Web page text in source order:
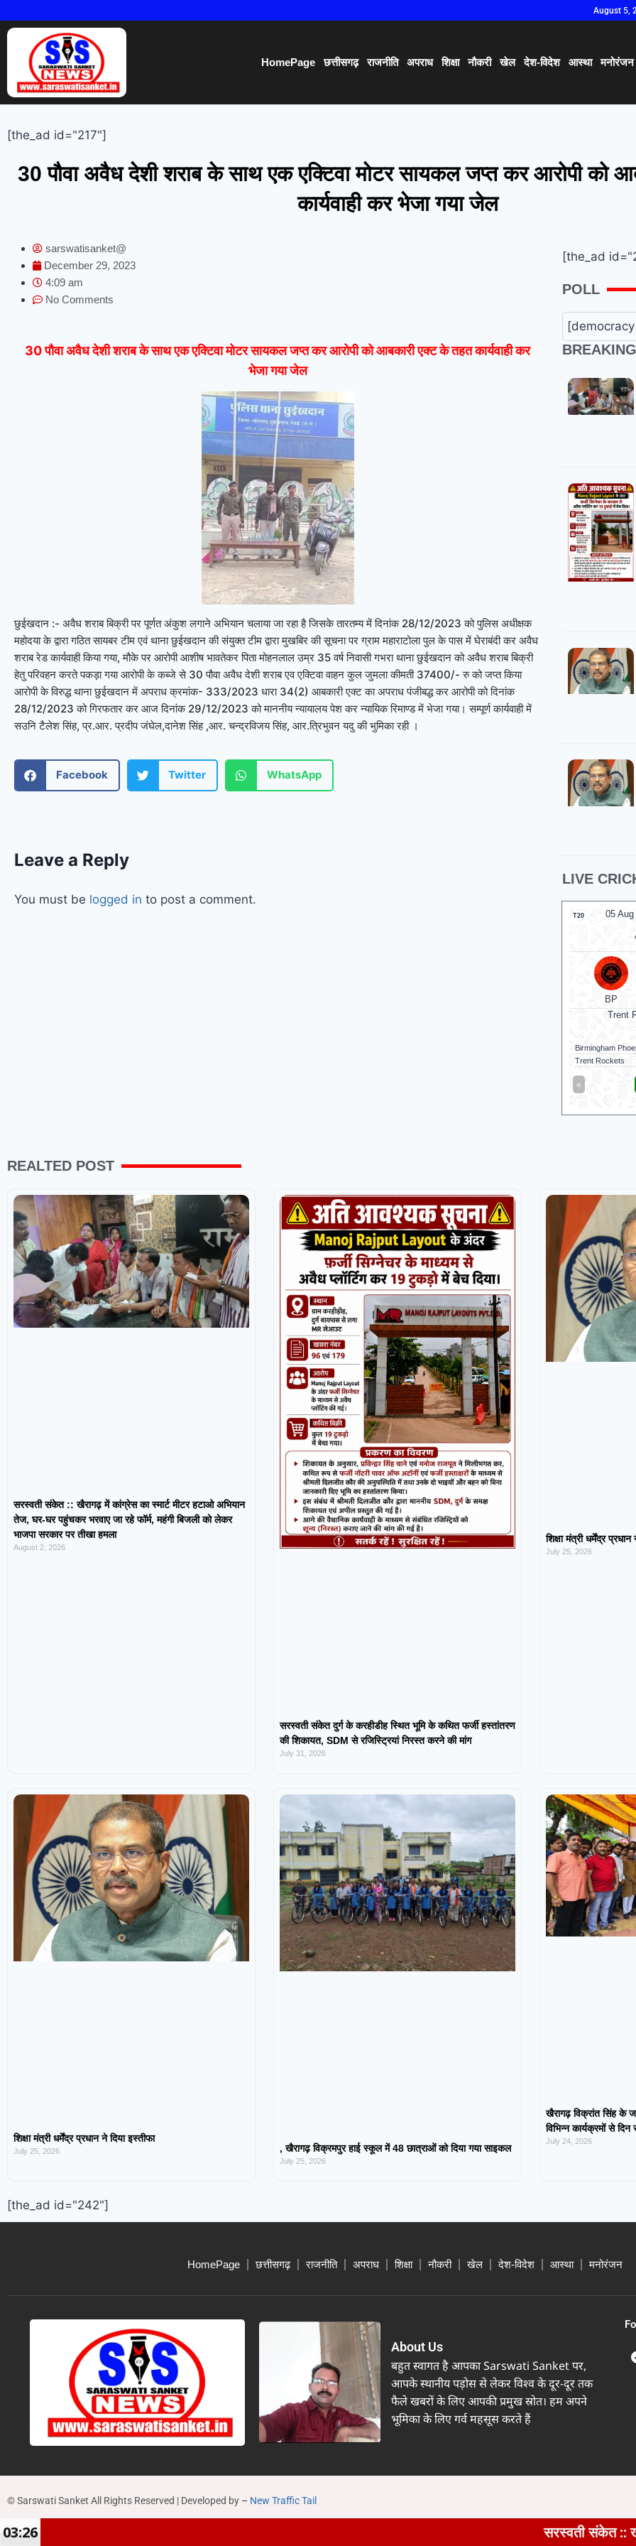
August 5,
HomePage छत्तीसगढ़ राजनीति अपराध शिक्षा नौकरी खेल देश-विदेश आस्था मनोरंजन
[the_ad id="217"]
30 पौवा अवैध देशी शराब के साथ एक एक्टिवा मोटर सायकल जप्त कर आरोपी को
कार्यवाही कर भेजा गया जेल
sarswatisanket@
December 29, 2023
4:09 am
No Comments
30 पौवा अवैध देशी शराब के साथ एक एक्टिवा मोटर सायकल जप्त करआरोपी को आबकारी एक्ट के तहत कार्यवाही कर
भेजा गया जेल
छुईखदान :- अवैध शराब बिक्री पर पूर्णत अंकुश लगाने अभियान चलाया जा रहा है जिसके तारतम्य में दिनांक 28/12/2023 को पुलिस अधीक्षक
महोदया के द्वारा गठित सायबर टीम एवं थाना छुईखदान की संयुक्त टीम द्वारा मुखबिर की सूचना पर ग्राम महाराटोला पुल के पास में घेराबंदी कर अवैध
शराब रेड कार्यवाही किया गया, मौके पर आरोपी आशीष भावतेकर पिता मोहनलाल उम्र 35 वर्ष निवासी गभरा थाना छुईखदान को अवैध शराब बिक्री
हेतु परिवहन करते पकड़ा गया आरोपी के कब्जे से 30 पौवा अवैध देशी शराब एव एक्टिवा वाहन कुल जुमला कीमती 37400/- रु को जप्त किया
आरोपी के विरुद्ध थाना छुईखदान में अपराध क्रमांक- 333/2023 धारा 34(2) आबकारी एक्ट का अपराध पंजीबद्ध कर आरोपी को दिनांक
28/12/2023 को गिरफतार कर आज दिनांक 29/12/2023 को माननीय न्यायालय पेश कर न्यायिक रिमाण्ड में भेजा गया। सम्पूर्ण कार्यवाही में
सउनि टैलेश सिंह, प्र.आर. प्रदीप जंघेल,दानेश सिंह ,आर. चन्द्रविजय सिंह, आर.त्रिभुवन यदु की भुमिका रही ।
Facebook Twitter WhatsApp
Leave a Reply
You must be logged in to post a comment.
[the_ad
POLL
LIVE
05
T20
CSG
Nellai
Nellai Royal Kings
Chepauk Super
«
REALTED POST
सरस्वती संकेत :: खैरागढ़ में कांग्रेस का स्मार्ट मीटर हटाओ अभियान
तेज, घर-घर पहुंचकर भरवाए जा रहे फॉर्म, महंगी बिजली को लेकर
भाजपा सरकार पर तीखा हमला
August 2, 2026
सरस्वती संकेत दुर्ग के करहीडीह स्थित भूमि के कथित फर्जी हस्तांतरण
की शिकायत, SDM से रजिस्ट्रियां निरस्त करने की मांग
July 31, 2026
शिक्षा मंत्री धर्मेंद्र
July 25, 2026
शिक्षा मंत्री धर्मेंद्र प्रधान ने दिया इस्तीफा
July 25, 2026 , खैरागढ़ विक्रमपुर हाई स्कूल में 48 छात्राओं को दिया गया साइकल
July 25, 2026
खैरागढ़ विक्रांत सिंह के
विभिन्न कार्यक्रमों से दिन
July 24, 2026
[the_ad id="242"]
HomePage छत्तीसगढ़ राजनीति अपराध शिक्षा नौकरी खेल देश-विदेश आस्था मनोरंजन
About Us
बहुत स्वागत है आपका Sarswati Sanket पर,
आपके स्थानीय पड़ोस से लेकर विश्व के दूर-दूर तक
फैले खबरों के लिए आपकी प्रमुख स्रोत। हम अपने
भूमिका के लिए गर्व महसूस करते हैं
© Sarswati Sanket All Rights Reserved | Developed by – New Traffic Tail
सरस्वती संकेत :: खैरागढ़ में
03:26